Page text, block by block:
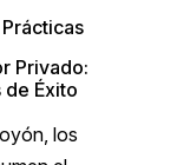
Privado:
de Éxito
los